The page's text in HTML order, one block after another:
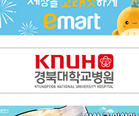
아쉬운 태클
김주수 전 의성군수 공덕비 결국 철거… 문화재법 위반 원상복구